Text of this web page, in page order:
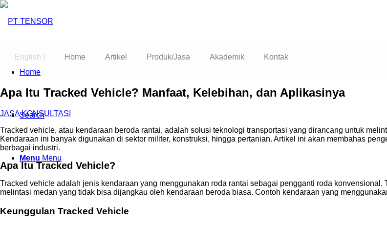
Home
Search
Menu Menu
English | Home Artikel Produk/Jasa Akademik Kontak
Apa Itu Tracked Vehicle? Manfaat, Kelebihan, dan Aplikasinya
JASA KONSULTASI
Tracked vehicle, atau kendaraan beroda rantai, adalah solusi teknologi transportasi yang dirancang untuk
Kendaraan ini banyak digunakan di sektor militer, konstruksi, hingga pertanian. Artikel ini akan membahas
berbagai industri.
Apa Itu Tracked Vehicle?
Tracked vehicle adalah jenis kendaraan yang menggunakan roda rantai sebagai pengganti roda
melintasi medan yang tidak bisa dijangkau oleh kendaraan beroda biasa. Contoh kendaraan yang
Keunggulan Tracked Vehicle